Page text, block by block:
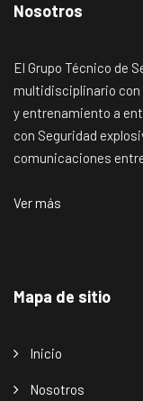
Nosotros
El Grupo Técnico de
multidisciplinario con
y entrenamiento a
con Seguridad
comunicaciones
Ver más
Mapa de sitio
Inicio
Nosotros